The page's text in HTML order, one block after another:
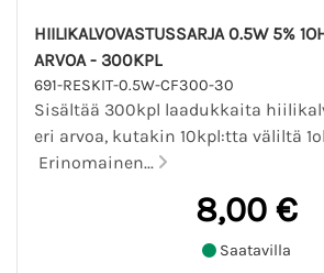
HIILIKALVOVASTUSSARJA 0.5W 5%
ARVOA - 300KPL
691-RESKIT-0.5W-CF300-30
Sisältää 300kpl laadukkaita
eri arvoa, kutakin 10kpl:tta väliltä
Erinomainen...
8,00 €
Saatavilla